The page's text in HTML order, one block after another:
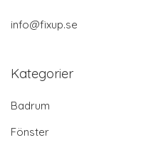
info@fixup.se
Kategorier
Badrum
Fönster